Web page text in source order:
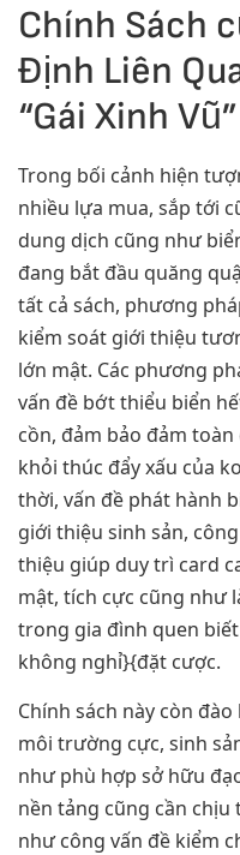
Chính Sách
Định Liên
“Gái Xinh
Trong bối cảnh hiện
nhiều lựa mua, sắp tới
dung dịch cũng như
đang bắt đầu quăng
tất cả sách, phương
kiểm soát giới thiệu
lớn mật. Các phương
vấn đề bớt thiểu biển
cồn, đảm bảo đảm
khỏi thúc đẩy xấu của
thời, vấn đề phát hành
giới thiệu sinh sản,
thiệu giúp duy trì card
mật, tích cực cũng như
trong gia đình quen
không nghỉ}{đặt cược.
Chính sách này còn
môi trường cực, sinh
như phù hợp sở hữu
nền tảng cũng cần
như công vấn đề kiểm